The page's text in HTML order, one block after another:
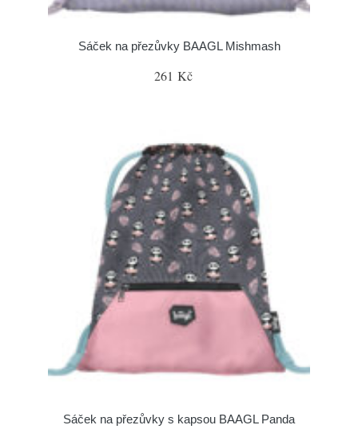
Sáček na přezůvky BAAGL Mishmash
261 Kč
Sáček na přezůvky s kapsou BAAGL Panda